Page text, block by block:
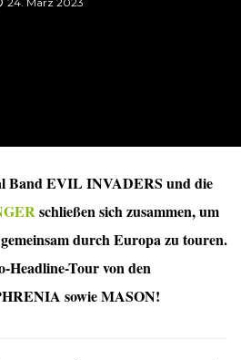
Band EVIL INVADERS und die
schließen sich zusammen, um
durch Europa zu touren.
Headline-Tour von den
sowie MASON!